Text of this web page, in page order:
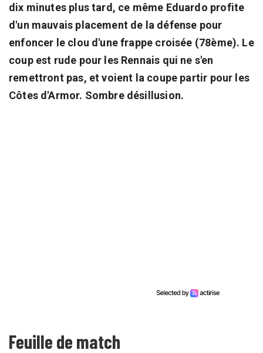
dix minutes plus tard, ce même Eduardo profite
d'un mauvais placement de la défense pour
enfoncer le clou d'une frappe croisée (78ème). Le
coup est rude pour les Rennais qui ne s'en
remettront pas, et voient la coupe partir pour les
Côtes d'Armor. Sombre désillusion.
Feuille de match